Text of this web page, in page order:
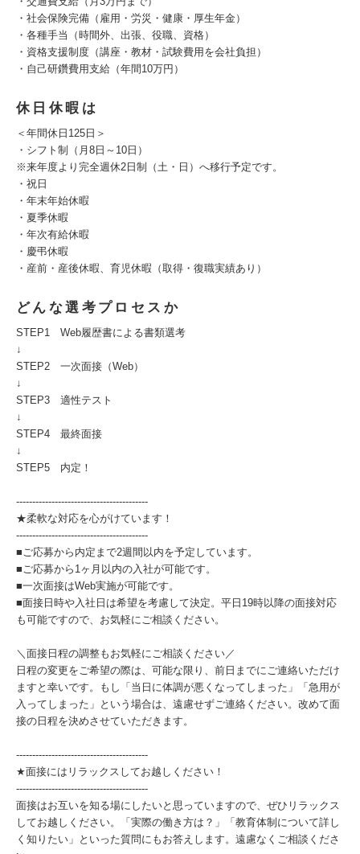
・社会保険完備（雇用・労災・健康・厚生年金）
・各種手当（時間外、出張、役職、資格）
・資格支援制度（講座・教材・試験費用を会社負担）
・自己研鑽費用支給（年間10万円）
休日休暇は
＜年間休日125日＞
・シフト制（月8日～10日）
※来年度より完全週休2日制（土・日）へ移行予定です。
・祝日
・年末年始休暇
・夏季休暇
・年次有給休暇
・慶弔休暇
・産前・産後休暇、育児休暇（取得・復職実績あり）
どんな選考プロセスか
STEP1 Web履歴書による書類選考
↓
STEP2 一次面接（Web）
↓
STEP3 適性テスト
↓
STEP4 最終面接
↓
STEP5 内定！
-----------------------------------------
★柔軟な対応を心がけています！
-----------------------------------------
■ご応募から内定まで2週間以内を予定しています。
■ご応募から1ヶ月以内の入社が可能です。
■一次面接はWeb実施が可能です。
■面接日時や入社日は希望を考慮して決定。平日19時以降の面接対応
も可能ですので、お気軽にご相談ください。
＼面接日程の調整もお気軽にご相談ください／
日程の変更をご希望の際は、可能な限り、前日までにご連絡いただけ
ますと幸いです。もし「当日に体調が悪くなってしまった」「急用が
入ってしまった」という場合は、遠慮せずご連絡ください。改めて面
接の日程を決めさせていただきます。
-----------------------------------------
★面接にはリラックスしてお越しください！
-----------------------------------------
面接はお互いを知る場にしたいと思っていますので、ぜひリラックス
してお越しください。「実際の働き方は？」「教育体制について詳し
く知りたい」といった質問にもお答えします。遠慮なくご相談くださ